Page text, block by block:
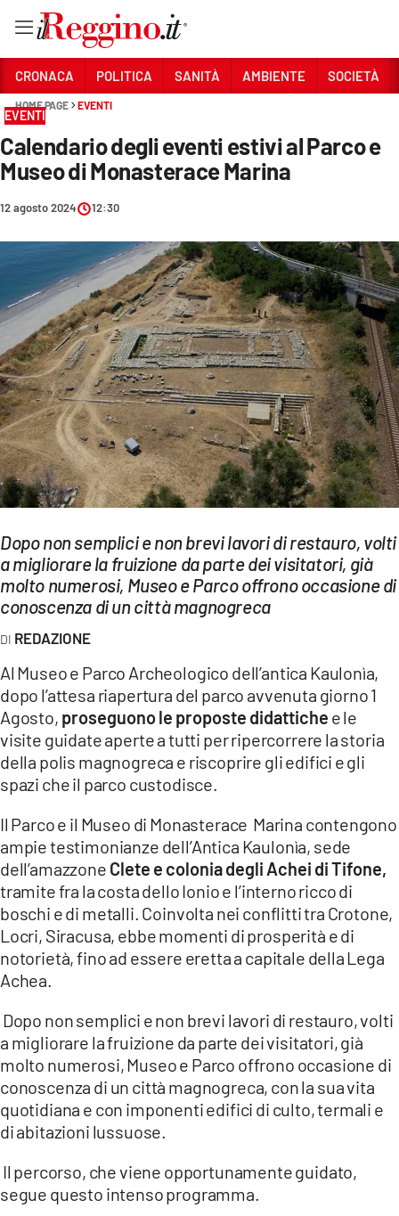
Sezioni
CRONACA
AMBIENTE
SOCIETÀ
CULTURA
ECONOMIA E LAVORO
EVENTI
SPORT
Streaming
LAC TV
LAC NETWORK
LAC ONAIR
LaC
Network
LACPLAY.IT
LACTV.IT
LACONAIR.IT
LACITYMAG.IT
ILREGGINO.IT
COSENZACHANNEL.IT
ILVIBONESE.IT
CATANZAROCHANNEL.IT
LACAPITALENEWS.IT
App
ANDROID
APPLE
CRONACA POLITICA SANITÀ AMBIENTE SOCIETÀ
HOME PAGE EVENTI
EVENTI
Calendario degli eventi estivi al Parco e
Museo di Monasterace Marina
12 agosto 2024 12:30
Dopo non semplici e non brevi lavori di restauro, volti
a migliorare la fruizione da parte dei visitatori, già
molto numerosi, Museo e Parco offrono occasione di
conoscenza di un città magnogreca
REDAZIONE
Al Museo e Parco Archeologico dell’antica Kaulonìa,
dopo l’attesa riapertura del parco avvenuta giorno 1
Agosto, proseguono le proposte didattiche e le
visite guidate aperte a tutti per ripercorrere la storia
della polis magnogreca e riscoprire gli edifici e gli
spazi che il parco custodisce.
Il Parco e il Museo di Monasterace Marina contengono
ampie testimonianze dell’Antica Kaulonìa, sede
dell’amazzone Clete e colonia degli Achei di Tifone,
tramite fra la costa dello Ionio e l’interno ricco di
boschi e di metalli. Coinvolta nei conflitti tra Crotone,
Locri, Siracusa, ebbe momenti di prosperità e di
notorietà, fino ad essere eretta a capitale della Lega
Achea.
Dopo non semplici e non brevi lavori di restauro, volti
a migliorare la fruizione da parte dei visitatori, già
molto numerosi, Museo e Parco offrono occasione di
conoscenza di un città magnogreca, con la sua vita
quotidiana e con imponenti edifici di culto, termali e
di abitazioni lussuose.
Il percorso, che viene opportunamente guidato,
segue questo intenso programma.